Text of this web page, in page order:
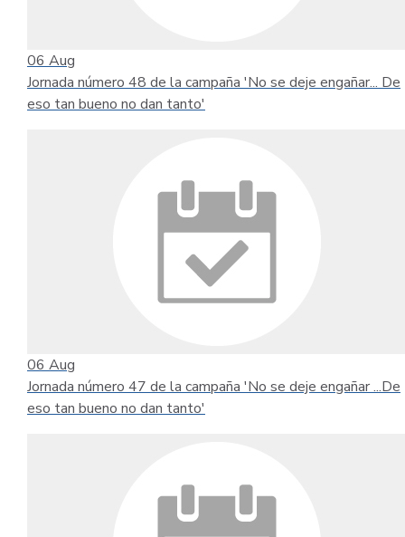
06 Aug
Jornada número 48 de la campaña 'No se deje engañar... De
eso tan bueno no dan tanto'
06 Aug
Jornada número 47 de la campaña 'No se deje engañar ...De
eso tan bueno no dan tanto'